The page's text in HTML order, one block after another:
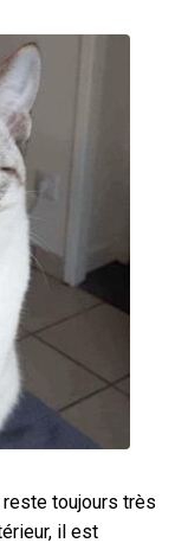
reste toujours très
il est